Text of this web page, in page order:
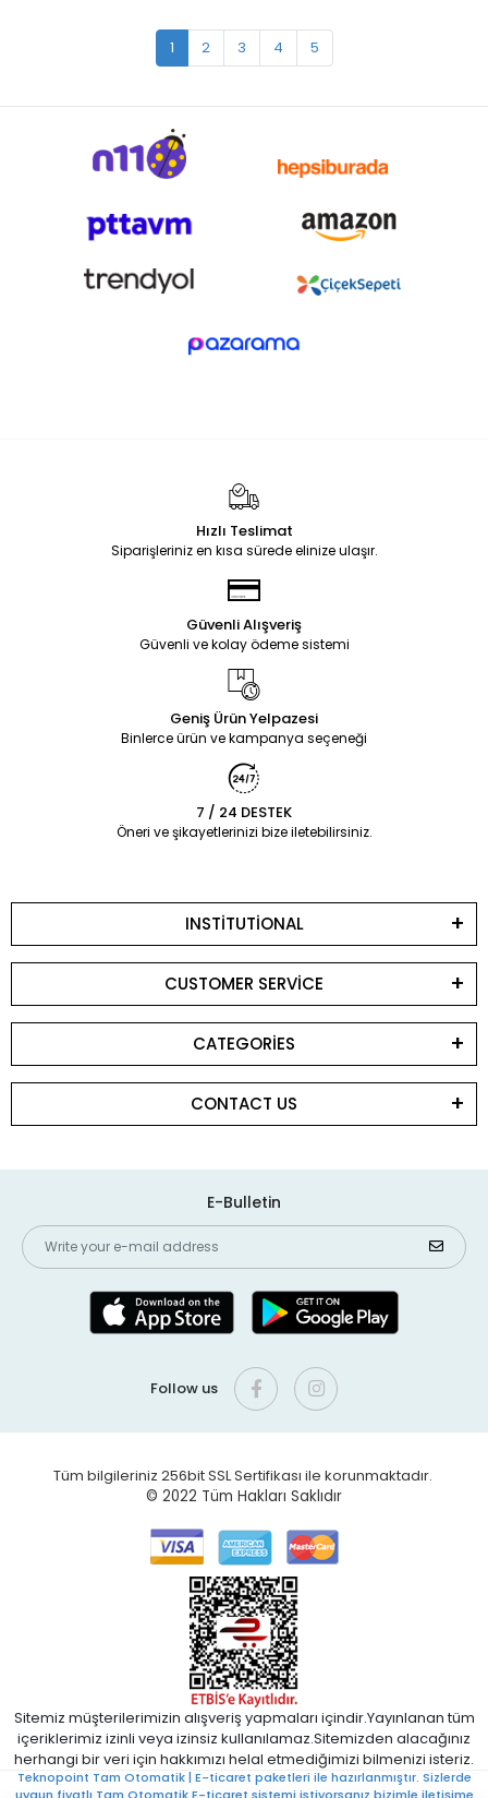
1 2 3 4 5
Hızlı Teslimat
Siparişleriniz en kısa sürede elinize ulaşır.
Güvenli Alışveriş
Güvenli ve kolay ödeme sistemi
Geniş Ürün Yelpazesi
Binlerce ürün ve kampanya seçeneği
7 / 24 DESTEK
Öneri ve şikayetlerinizi bize iletebilirsiniz.
INSTİTUTİONAL
CUSTOMER SERVİCE
CATEGORİES
CONTACT US
E-Bulletin
Follow us
Tüm bilgileriniz 256bit SSL Sertifikası ile korunmaktadır.
© 2022 Tüm Hakları Saklıdır
Sitemiz müşterilerimizin alışveriş yapmaları içindir.Yayınlanan tüm
içeriklerimiz izinli veya izinsiz kullanılamaz.Sitemizden alacağınız
herhangi bir veri için hakkımızı helal etmediğimizi bilmenizi isteriz.
Teknopoint Tam Otomatik | E-ticaret paketleri ile hazırlanmıştır. Sizlerde
uygun fiyatlı Tam Otomatik E-ticaret sistemi istiyorsanız bizimle iletişime